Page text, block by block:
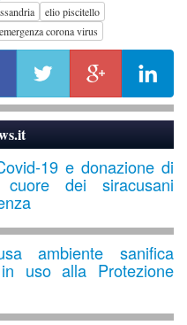
elio piscitello
emergenza corona virus
19 e donazione di
dei siracusani
ambiente sanifica
uso alla Protezione